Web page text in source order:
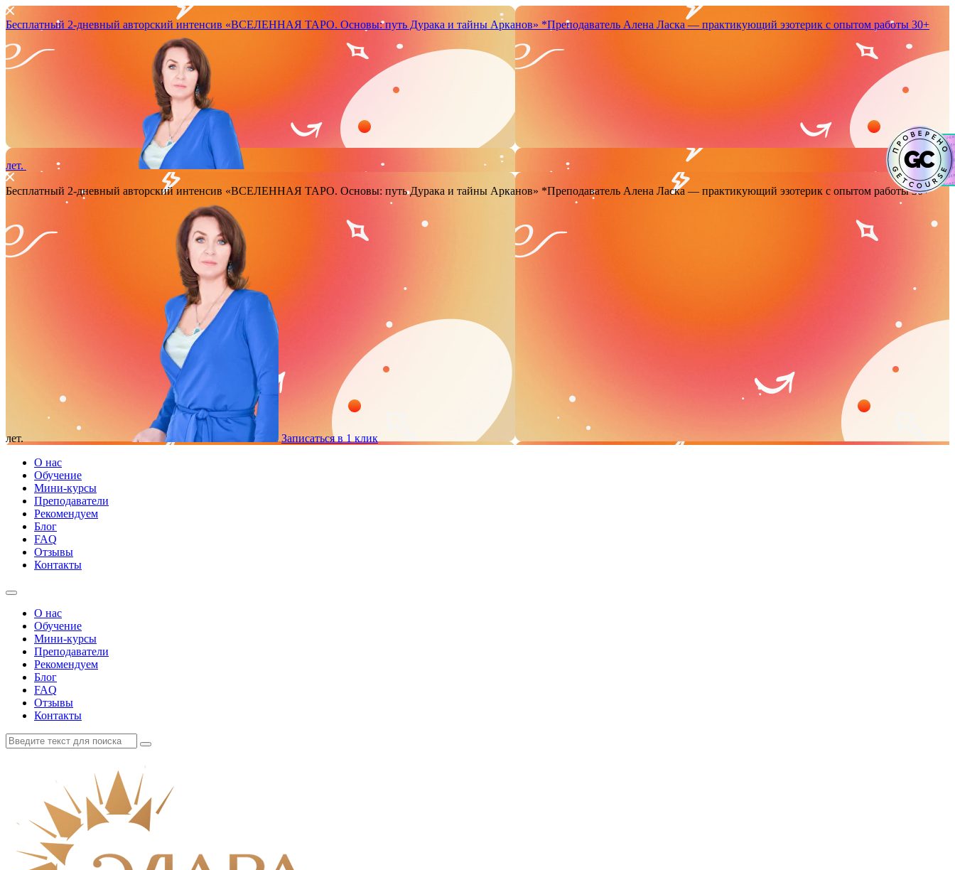
Бесплатный 2-дневный авторский интенсив «ВСЕЛЕННАЯ ТАРО. Основы: путь Дурака и тайны Арканов» *Преподаватель Аленa Ласка — практикующий эзотерик с опытом работы 30+
лет.
Бесплатный 2-дневный авторский интенсив «ВСЕЛЕННАЯ ТАРО. Основы: путь Дурака и тайны Арканов» *Преподаватель Аленa Ласка — практикующий эзотерик с опытом работы 30+
лет.
Записаться в 1 клик
О нас
Обучение
Мини-курсы
Преподаватели
Рекомендуем
Блог
FAQ
Отзывы
Контакты
О нас
Обучение
Мини-курсы
Преподаватели
Рекомендуем
Блог
FAQ
Отзывы
Контакты